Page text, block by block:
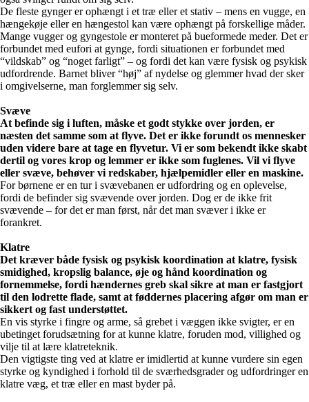
De fleste gynger er ophængt i et træ eller et stativ – mens en vugge, en
hængekøje eller en hængestol kan være ophængt på forskellige måder.
Mange vugger og gyngestole er monteret på bueformede meder. Det er
forbundet med eufori at gynge, fordi situationen er forbundet med
“vildskab” og “noget farligt” – og fordi det kan være fysisk og psykisk
udfordrende. Barnet bliver “høj” af nydelse og glemmer hvad der sker
i omgivelserne, man forglemmer sig selv.
Svæve
At befinde sig i luften, måske et godt stykke over jorden, er
næsten det samme som at flyve. Det er ikke forundt os mennesker
uden videre bare at tage en flyvetur. Vi er som bekendt ikke skabt
dertil og vores krop og lemmer er ikke som fuglenes. Vil vi flyve
eller svæve, behøver vi redskaber, hjælpemidler eller en maskine.
For børnene er en tur i svævebanen er udfordring og en oplevelse,
fordi de befinder sig svævende over jorden. Dog er de ikke frit
svævende – for det er man først, når det man svæver i ikke er
forankret.
Klatre
Det kræver både fysisk og psykisk koordination at klatre, fysisk
smidighed, kropslig balance, øje og hånd koordination og
fornemmelse, fordi hændernes greb skal sikre at man er fastgjort
til den lodrette flade, samt at føddernes placering afgør om man er
sikkert og fast understøttet.
En vis styrke i fingre og arme, så grebet i væggen ikke svigter, er en
ubetinget forudsætning for at kunne klatre, foruden mod, villighed og
vilje til at lære klatreteknik.
Den vigtigste ting ved at klatre er imidlertid at kunne vurdere sin egen
styrke og kyndighed i forhold til de sværhedsgrader og udfordringer en
klatre væg, et træ eller en mast byder på.